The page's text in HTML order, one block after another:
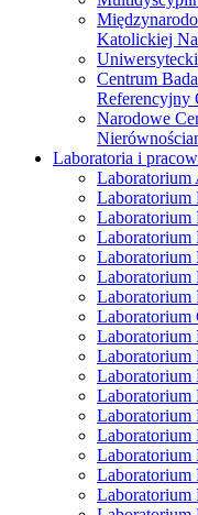
Katolickiej
Centrum
Referencyjny
Narodowe
Laboratoria i
Laboratorium
Laboratorium
Laboratorium
Laboratorium
Laboratorium
Laboratorium
Laboratorium
Laboratorium
Laboratorium
Laboratorium
Laboratorium
Laboratorium
Laboratorium